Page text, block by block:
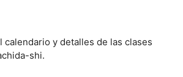
calendario y detalles de las clases
shi.